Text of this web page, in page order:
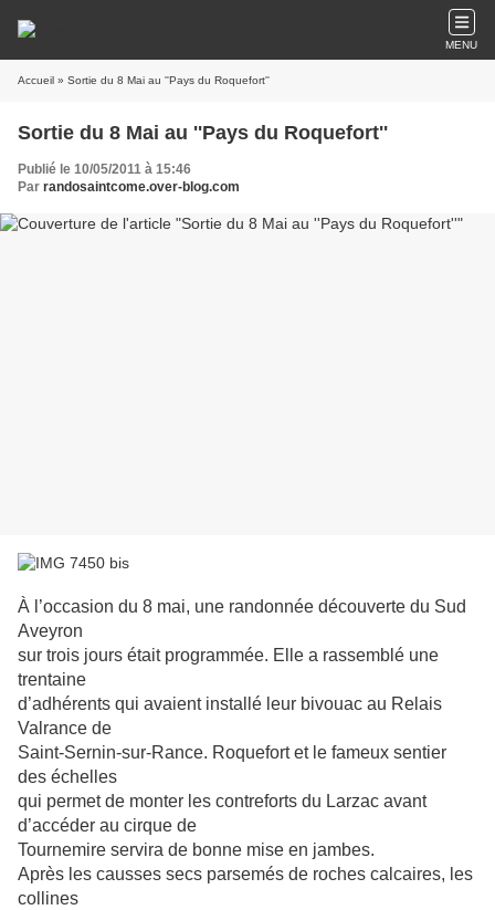
MENU
Accueil » Sortie du 8 Mai au ''Pays du Roquefort''
Sortie du 8 Mai au ''Pays du Roquefort''
Publié le 10/05/2011 à 15:46
Par randosaintcome.over-blog.com
À l’occasion du 8 mai, une randonnée découverte du Sud
Aveyron
sur trois jours était programmée. Elle a rassemblé une
trentaine
d’adhérents qui avaient installé leur bivouac au Relais
Valrance de
Saint-Sernin-sur-Rance. Roquefort et le fameux sentier
des échelles
qui permet de monter les contreforts du Larzac avant
d’accéder au cirque de
Tournemire servira de bonne mise en jambes.
Après les causses secs parsemés de roches calcaires, les
collines